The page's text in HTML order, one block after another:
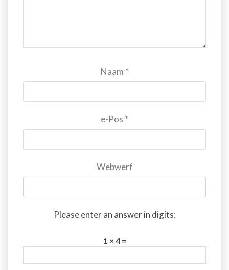
Naam *
e-Pos *
Webwerf
Please enter an answer in digits:
1 × 4 =